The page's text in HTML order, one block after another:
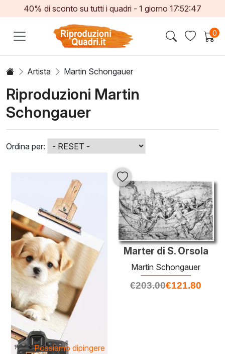
40% di sconto su tutti i quadri - 1 giorno 17:52:47
0
Artista Martin Schongauer
Riproduzioni Martin
Schongauer
Ordina per:
Possiamo dipingere
Marter di S. Orsola
Martin Schongauer
€203.00€121.80